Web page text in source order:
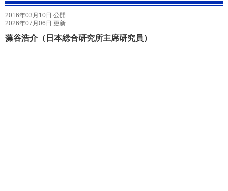
2016年03月10日 公開
2026年07月06日 更新
藻谷浩介（日本総合研究所主席研究員）